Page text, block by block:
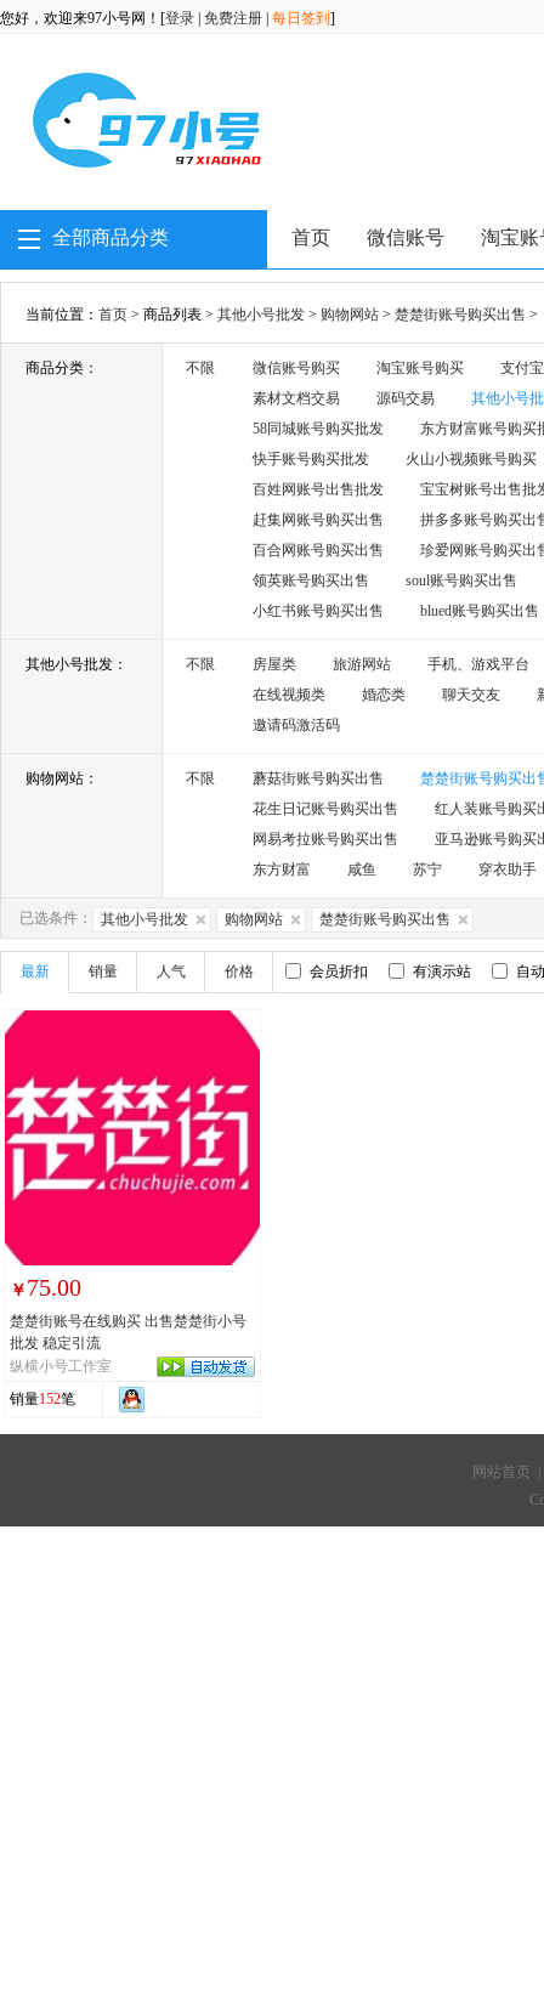
您好，欢迎来97小号网！[登录 免费注册 每日签到 ]
全部商品分类 首页 微信账号 淘宝账
当前位置： 首页 > 商品列表 > 其他小号批发 > 购物网站 > 楚楚街账号购买出售 >
商品分类： 不限 微信账号购买 淘宝账号购买
支付
素材文档交易
源码交易
其他小号
58同城账号购买批发
东方财富账号购买
快手账号购买批发
火山小视频账号购买
百姓网账号出售批发
宝宝树账号出售批
赶集网账号购买出售
拼多多账号购买出
百合网账号购买出售
珍爱网账号购买出
领英账号购买出售
soul账号购买出售
小红书账号购买出售
blued账号购买出售
其他小号批发： 不限 房屋类 旅游网站
手机、游戏平台
在线视频类
婚恋类 聊天交友
邀请码激活码
购物网站： 不限 蘑菇街账号购买出售
楚楚街账号购买出
花生日记账号购买出售
红人装账号购买
网易考拉账号购买出售
亚马逊账号购买
东方财富
咸鱼 苏宁 穿衣助手
已选条件： 其他小号批发 购物网站 楚楚街账号购买出售
最新 销量 人气 价格 会员折扣 有演示站 自
￥ 75.00
楚楚街账号在线购买 出售楚楚街小号
批发 稳定引流
纵横小号工作室
销量152笔
网站首页